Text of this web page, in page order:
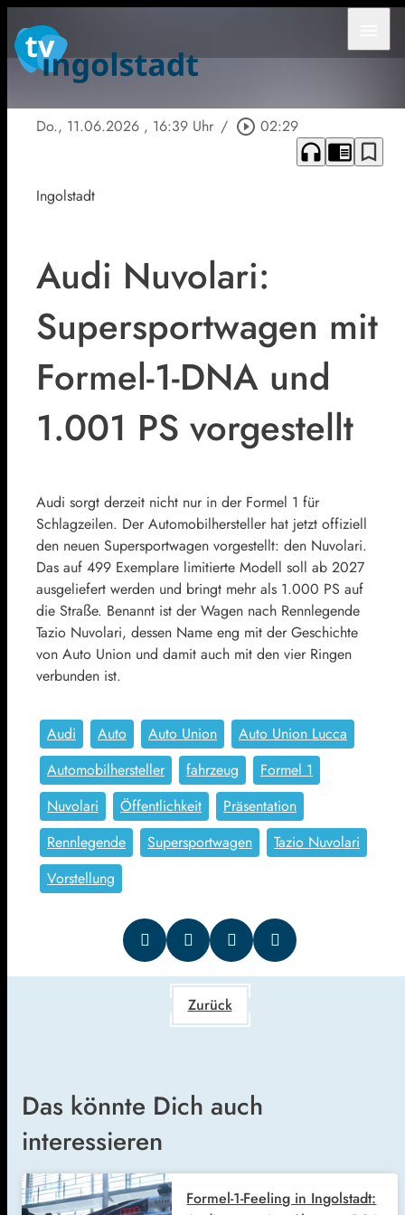
Do., 11.06.2026 , 16:39 Uhr / play_circle_outline 02:29
headphones chrome_reader_mode bookmark_border
Ingolstadt
Audi Nuvolari:
Supersportwagen mit
Formel-1-DNA und
1.001 PS vorgestellt
Audi sorgt derzeit nicht nur in der Formel 1 für
Schlagzeilen. Der Automobilhersteller hat jetzt offiziell
den neuen Supersportwagen vorgestellt: den Nuvolari.
Das auf 499 Exemplare limitierte Modell soll ab 2027
ausgeliefert werden und bringt mehr als 1.000 PS auf
die Straße. Benannt ist der Wagen nach Rennlegende
Tazio Nuvolari, dessen Name eng mit der Geschichte
von Auto Union und damit auch mit den vier Ringen
verbunden ist.
Audi Auto Auto Union
Auto Union Lucca
Automobilhersteller
fahrzeug
Formel 1
Nuvolari
Öffentlichkeit
Präsentation
Rennlegende
Supersportwagen
Tazio Nuvolari
Vorstellung
Zurück
Das könnte Dich auch
interessieren
Formel-1-Feeling in Ingolstadt: